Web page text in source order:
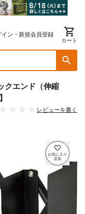
イン・新規会員登録
カート
クエンド（伸縮
レビューを書く